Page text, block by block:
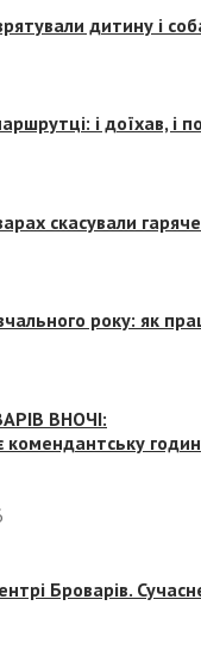
дитину і
і доїхав, і
скасували
року: як
ВНОЧІ:
Броварів.